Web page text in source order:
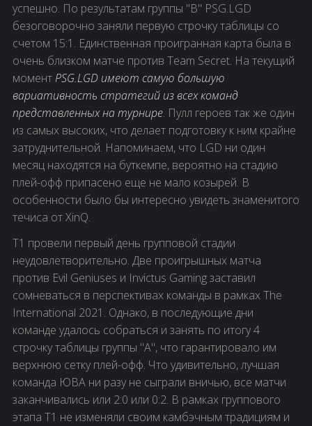
успешно. По результатам группы "B" PSG.LGD
безоговорочно заняли первую строчку таблицы со
счетом 15:1. Единственная проигранная карта была в
очень близком матче против Team Secret. На текущий
моментPSG.LGD имеют самую большую
вариативность стратегий из всех команд
представленных на турнире. Пулл героев так же один
из самых высоких, что делает подготовку к ним крайне
затруднительной. Напоминаем, что LGD ни один
месяц находятся на буткемпе, вероятно на стадию
плей-офф припасено еще не мало козырей. В
особенности было бы интересно увидеть знаменитого
течиса от XinQ.
T1 провели первый день групповой стадии
неудовлетворительно. Две проигрышных матча
против Evil Geniuses и Invictus Gaming заставил
сомневаться в перспективах команды в рамках The
International 2021. Однако, в последующие дни
команде удалось собраться и занять по итогу 4
строчку таблицы группы "А", что гарантировало им
верхнюю сетку плей-офф. Что удивительно, лучшая
команда ЮВА ни разу не сыграли вничью, все матчи
заканчивались или 2:0 или 0:2. В рамках группового
этапа T1 не изменяли своим камбэчным традициям и